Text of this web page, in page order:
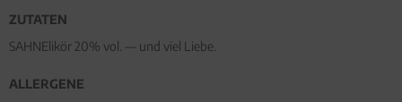
ZUTATEN
SAHNElikör 20% vol. — und viel Liebe.
ALLERGENE